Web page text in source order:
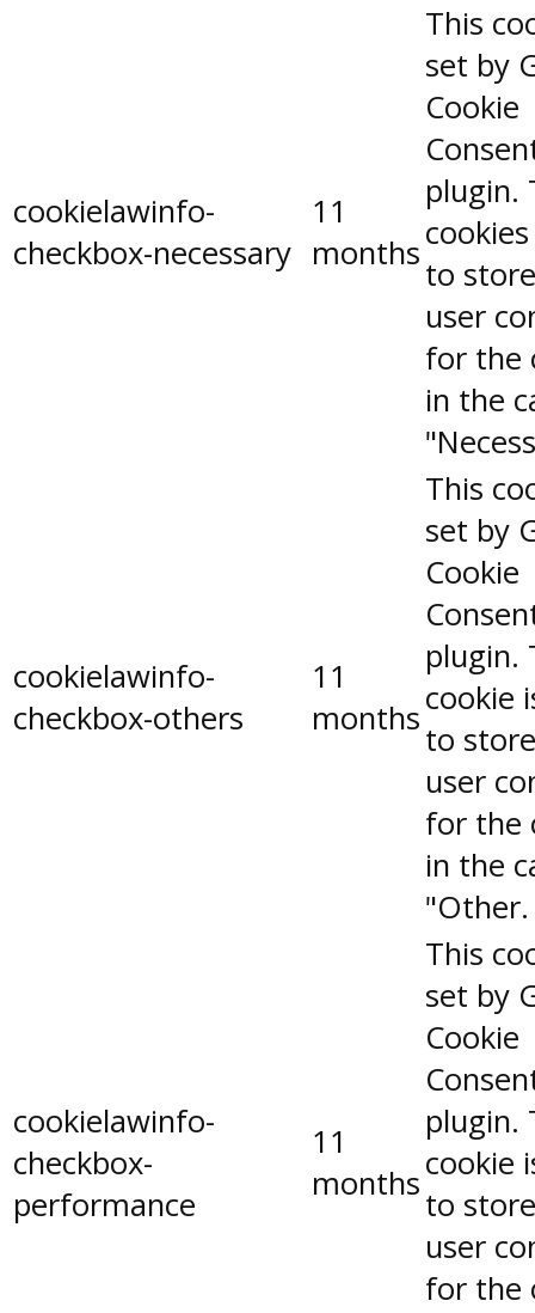
cookielawinfo-
checkbox-necessary
11
months
This
set by
Cookie
plugin.
to
user
for the
in the
cookielawinfo-
checkbox-others
11
months
This
set by
Cookie
plugin.
cookie
to
user
for the
in the
"Other.
cookielawinfo-
checkbox-
performance
11
months
This
set by
Cookie
plugin.
cookie
to
user
for the